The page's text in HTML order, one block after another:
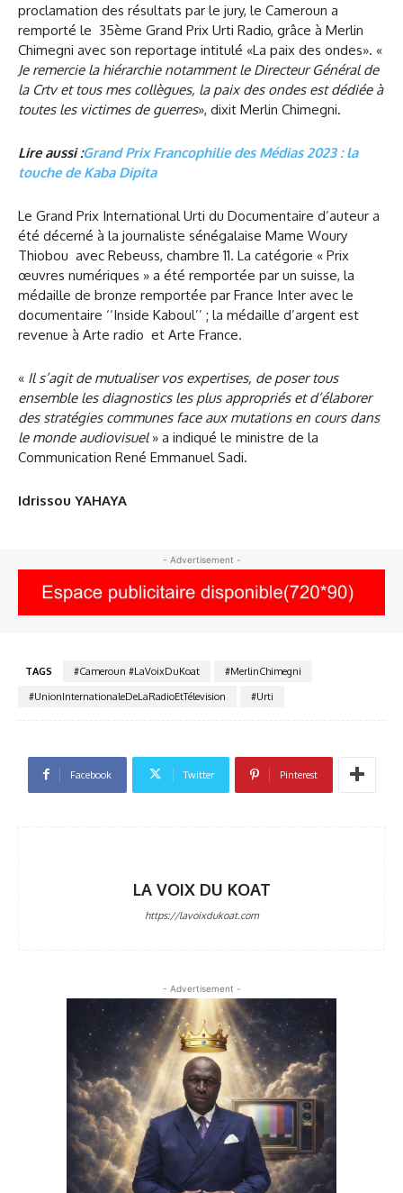
proclamation des résultats par le jury, le Cameroun a
remporté le 35ème Grand Prix Urti Radio, grâce à Merlin
Chimegni avec son reportage intitulé «La paix des ondes». «
Je remercie la hiérarchie notamment le Directeur Général de
la Crtv et tous mes collègues, la paix des ondes est dédiée à
toutes les victimes de guerres», dixit Merlin Chimegni.
Lire aussi :Grand Prix Francophilie des Médias 2023 : la
touche de Kaba Dipita
Le Grand Prix International Urti du Documentaire d’auteur a
été décerné à la journaliste sénégalaise Mame Woury
Thiobou avec Rebeuss, chambre 11. La catégorie « Prix
œuvres numériques » a été remportée par un suisse, la
médaille de bronze remportée par France Inter avec le
documentaire ‘‘Inside Kaboul’’ ; la médaille d’argent est
revenue à Arte radio et Arte France.
« Il s’agit de mutualiser vos expertises, de poser tous
ensemble les diagnostics les plus appropriés et d’élaborer
des stratégies communes face aux mutations en cours dans
le monde audiovisuel» a indiqué le ministre de la
Communication René Emmanuel Sadi.
Idrissou YAHAYA
- Advertisement -
TAGS #Cameroun #LaVoixDuKoat
#MerlinChimegni
#UnionInternationaleDeLaRadioEtTélevision
#Urti
Facebook Twitter Pinterest
LA VOIX DU KOAT
https://lavoixdukoat.com
- Advertisement -